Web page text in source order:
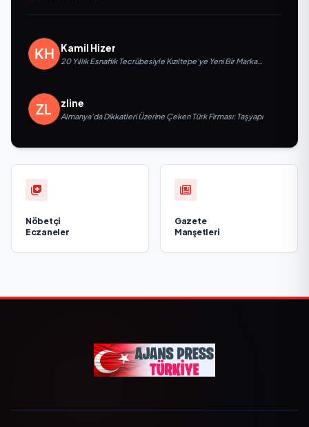
Kamil Hizer
20 Yıllık Esnaflık Tecrübesiyle Kızıltepe'ye Yeni Bir Marka
zline
Almanya’da Dikkatleri Üzerine Çeken Türk Firması: Taşyapı
Nöbetçi
Eczaneler
Gazete
Manşetleri